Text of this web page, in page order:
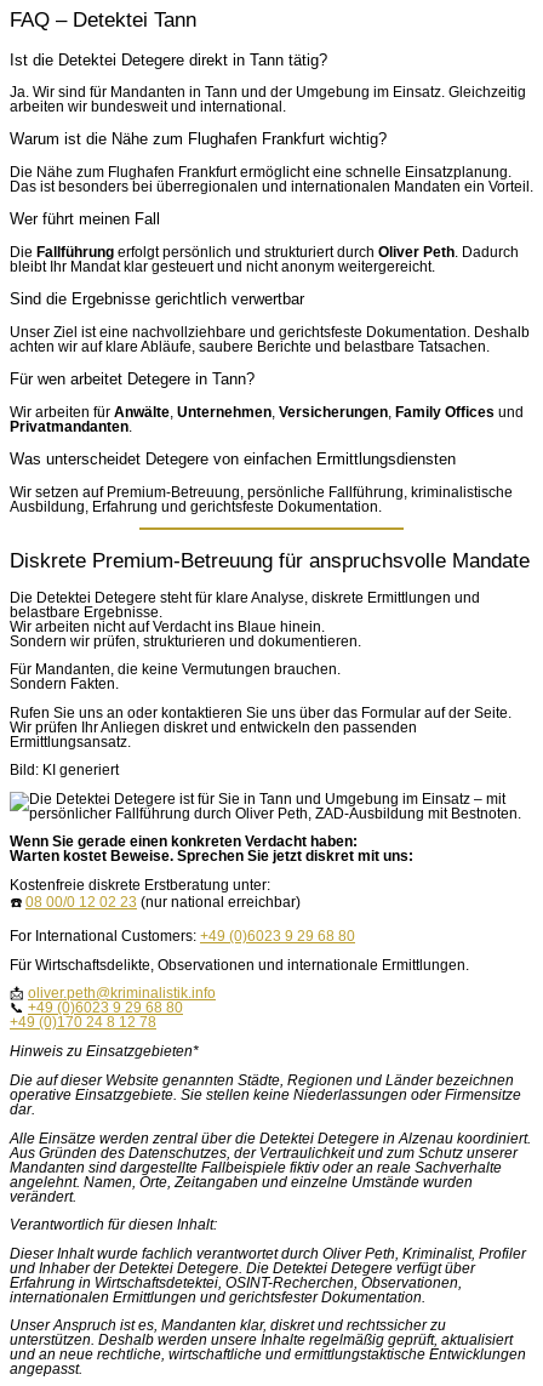
FAQ – Detektei Tann
Ist die Detektei Detegere direkt in Tann tätig?
Ja. Wir sind für Mandanten in Tann und der Umgebung im Einsatz. Gleichzeitig
arbeiten wir bundesweit und international.
Warum ist die Nähe zum Flughafen Frankfurt wichtig?
Die Nähe zum Flughafen Frankfurt ermöglicht eine schnelle Einsatzplanung.
Das ist besonders bei überregionalen und internationalen Mandaten ein Vorteil.
Wer führt meinen Fall
Die Fallführung erfolgt persönlich und strukturiert durch Oliver Peth . Dadurch
bleibt Ihr Mandat klar gesteuert und nicht anonym weitergereicht.
Sind die Ergebnisse gerichtlich verwertbar
Unser Ziel ist eine nachvollziehbare und gerichtsfeste Dokumentation. Deshalb
achten wir auf klare Abläufe, saubere Berichte und belastbare Tatsachen.
Für wen arbeitet Detegere in Tann?
Wir arbeiten für Anwälte Unternehmen Versicherungen Family Offices und
Privatmandanten
Was unterscheidet Detegere von einfachen Ermittlungsdiensten
Wir setzen auf Premium-Betreuung, persönliche Fallführung, kriminalistische
Ausbildung, Erfahrung und gerichtsfeste Dokumentation.
Diskrete Premium-Betreuung für anspruchsvolle Mandate
Die Detektei Detegere steht für klare Analyse, diskrete Ermittlungen und
belastbare Ergebnisse.
Wir arbeiten nicht auf Verdacht ins Blaue hinein.
Sondern wir prüfen, strukturieren und dokumentieren.
Für Mandanten, die keine Vermutungen brauchen.
Sondern Fakten.
Rufen Sie uns an oder kontaktieren Sie uns über das Formular auf der Seite.
Wir prüfen Ihr Anliegen diskret und entwickeln den passenden
Ermittlungsansatz.
Bild: KI generiert
Wenn Sie gerade einen konkreten Verdacht haben:
Warten kostet Beweise. Sprechen Sie jetzt diskret mit uns:
Kostenfreie diskrete Erstberatung unter:
☎️ 08 00/0 12 02 23 (nur national erreichbar)
For International Customers: +49 (0)6023 9 29 68 80
Für Wirtschaftsdelikte, Observationen und internationale Ermittlungen.
📩 oliver.peth@kriminalistik.info
📞 +49 (0)6023 9 29 68 80
+49 (0)170 24 8 12 78
Hinweis zu Einsatzgebieten*
Die auf dieser Website genannten Städte, Regionen und Länder bezeichnen
operative Einsatzgebiete. Sie stellen keine Niederlassungen oder Firmensitze
dar.
Alle Einsätze werden zentral über die Detektei Detegere in Alzenau koordiniert.
Aus Gründen des Datenschutzes, der Vertraulichkeit und zum Schutz unserer
Mandanten sind dargestellte Fallbeispiele fiktiv oder an reale Sachverhalte
angelehnt. Namen, Orte, Zeitangaben und einzelne Umstände wurden
verändert.
Verantwortlich für diesen Inhalt:
Dieser Inhalt wurde fachlich verantwortet durch Oliver Peth, Kriminalist, Profiler
und Inhaber der Detektei Detegere. Die Detektei Detegere verfügt über
Erfahrung in Wirtschaftsdetektei, OSINT-Recherchen, Observationen,
internationalen Ermittlungen und gerichtsfester Dokumentation.
Unser Anspruch ist es, Mandanten klar, diskret und rechtssicher zu
unterstützen. Deshalb werden unsere Inhalte regelmäßig geprüft, aktualisiert
und an neue rechtliche, wirtschaftliche und ermittlungstaktische Entwicklungen
angepasst.